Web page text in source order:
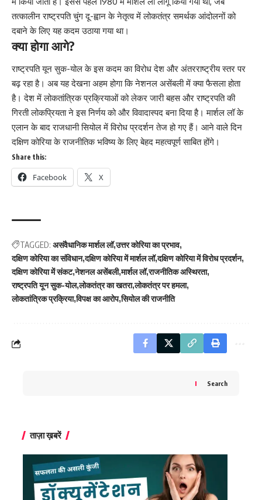
तत्कालीन राष्ट्रपति चुंग दू-ह्वान के नेतृत्व में लोकतंत्र समर्थक आंदोलनों को
दबाने के लिए यह कदम उठाया गया था।
क्या होगा आगे?
राष्ट्रपति यून सुक-योल के इस कदम का विरोध देश और अंतरराष्ट्रीय स्तर पर
बढ़ रहा है। अब यह देखना अहम होगा कि नेशनल असेंबली में क्या फैसला होता
है। देश में लोकतांत्रिक प्रक्रियाओं को लेकर जारी बहस और राष्ट्रपति की
गिरती लोकप्रियता ने इस निर्णय को और विवादास्पद बना दिया है। मार्शल लॉ के
एलान के बाद राजधानी सियोल में विरोध प्रदर्शन तेज हो गए हैं। आने वाले दिन
दक्षिण कोरिया के राजनीतिक भविष्य के लिए बेहद महत्वपूर्ण साबित होंगे।
Share this:
Facebook X
TAGGED: असंवैधानिक मार्शल लॉ उत्तर कोरिया का प्रभाव
दक्षिण कोरिया का संविधान दक्षिण कोरिया में मार्शल लॉ दक्षिण कोरिया में विरोध प्रदर्शन
दक्षिण कोरिया में संकट नेशनल असेंबली मार्शल लॉ राजनीतिक अस्थिरता
राष्ट्रपति यून सुक-योल लोकतंत्र का खतरा लोकतंत्र पर हमला
लोकतांत्रिक प्रक्रिया विपक्ष का आरोप सियोल की राजनीति
Search
ताज़ा ख़बरें